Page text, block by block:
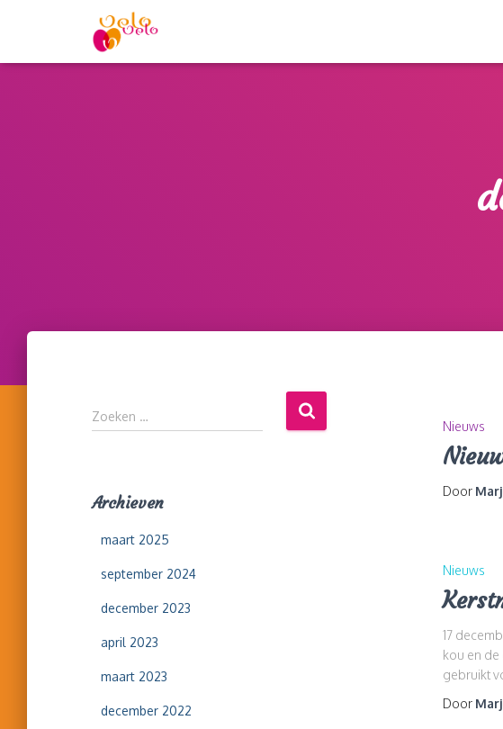
Z
o
n
Zoeken …
Archieven
maart 2025
september 2024
december 2023
april 2023
maart 2023
december 2022
Nieuws
Door
Nieuws
17
kou en
gebruikt
Door